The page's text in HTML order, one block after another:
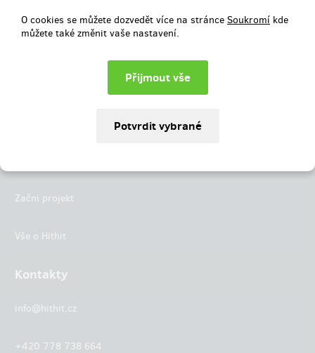
O cookies se můžete dozvedět více na stránce Soukromí kde
můžete také změnit vaše nastavení.
Začni projekt
Vše o Hithit
Kontakty
info@hithit.cz
+420 778 738 664